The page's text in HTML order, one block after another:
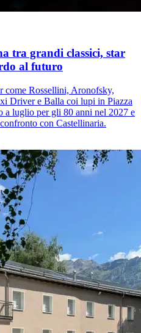
tra grandi classici, star
al futuro
come Rossellini, Aronofsky,
Driver e Balla coi lupi in Piazza
a luglio per gli 80 anni nel 2027 e
con Castellinaria.